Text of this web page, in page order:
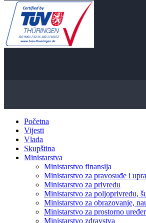
Početna
Vijesti
Vlada
Skupština
Ministarstva
Ministarstvo finansija
Ministarstvo za pravosuđe i
Ministarstvo za privredu
Ministarstvo za poljoprivredu,
Ministarstvo za obrazovanje,
Ministarstvo za prostorno
Ministarstvo zdravstva